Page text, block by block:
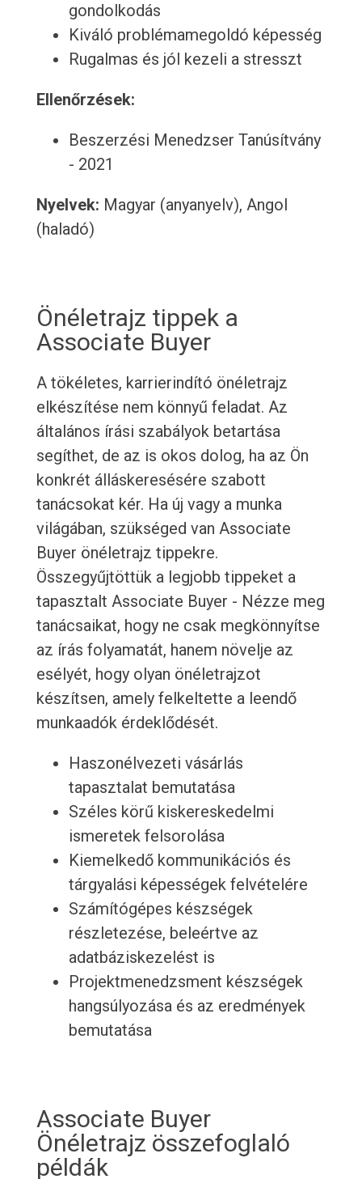
gondolkodás
Kiváló problémamegoldó képesség
Rugalmas és jól kezeli a stresszt
Ellenőrzések:
Beszerzési Menedzser Tanúsítvány
- 2021
Nyelvek: Magyar (anyanyelv), Angol
(haladó)
Önéletrajz tippek a
Associate Buyer
A tökéletes, karrierindító önéletrajz
elkészítése nem könnyű feladat. Az
általános írási szabályok betartása
segíthet, de az is okos dolog, ha az Ön
konkrét álláskeresésére szabott
tanácsokat kér. Ha új vagy a munka
világában, szükséged van Associate
Buyer önéletrajz tippekre.
Összegyűjtöttük a legjobb tippeket a
tapasztalt Associate Buyer - Nézze meg
tanácsaikat, hogy ne csak megkönnyítse
az írás folyamatát, hanem növelje az
esélyét, hogy olyan önéletrajzot
készítsen, amely felkeltette a leendő
munkaadók érdeklődését.
Haszonélvezeti vásárlás
tapasztalat bemutatása
Széles körű kiskereskedelmi
ismeretek felsorolása
Kiemelkedő kommunikációs és
tárgyalási képességek felvételére
Számítógépes készségek
részletezése, beleértve az
adatbáziskezelést is
Projektmenedzsment készségek
hangsúlyozása és az eredmények
bemutatása
Associate Buyer
Önéletrajz összefoglaló
példák